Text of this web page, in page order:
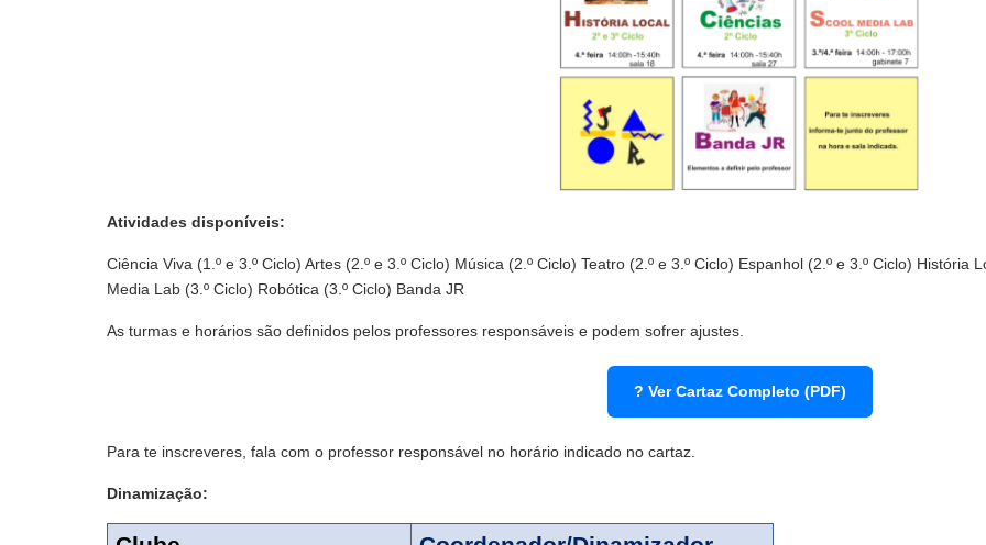
Atividades disponíveis:
Ciência Viva (1.º e 3.º Ciclo) Artes (2.º e 3.º Ciclo) Música (2.º Ciclo) Teatro (2.º e 3.º Ciclo) Espanhol (2.º e 3.º Ciclo) História
Media Lab (3.º Ciclo) Robótica (3.º Ciclo) Banda JR
As turmas e horários são definidos pelos professores responsáveis e podem sofrer ajustes.
? Ver Cartaz Completo (PDF)
Para te inscreveres, fala com o professor responsável no horário indicado no cartaz.
Dinamização: